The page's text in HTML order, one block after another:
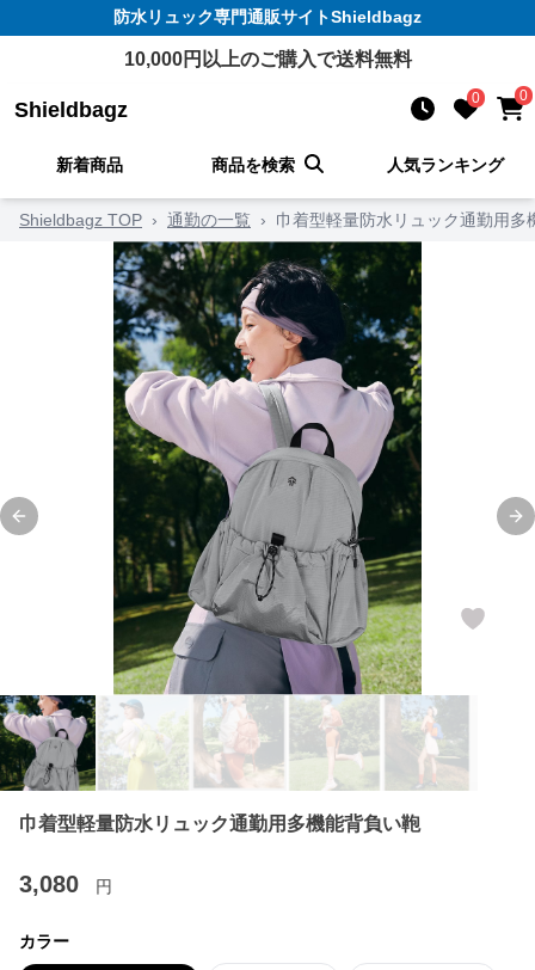
防水リュック専門通販サイトShieldbagz
10,000円以上のご購入で送料無料
Shieldbagz 0 0
新着商品 商品を検索 人気ランキング
Shieldbagz TOP › 通勤の一覧 › 巾着型軽量防水リュック通勤用多
Previous slide
巾着型軽量防水リュック通勤用多機能背負い鞄
3,080 円
カラー